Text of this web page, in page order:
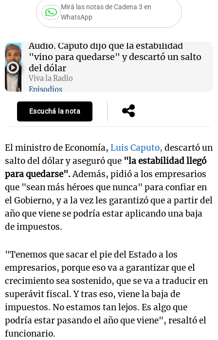
Mirá las notas de Cadena 3 en
WhatsApp
Audio. Caputo dijo que la estabilidad
"vino para quedarse" y descartó un salto
del dólar
Viva la Radio
Episodios
Escuchá la nota
El ministro de Economía, Luis Caputo, descartó un
salto del dólar y aseguró que "la estabilidad llegó
para quedarse".Además, pidió a los empresarios
que "sean más héroes que nunca" para confiar en
el Gobierno, y a la vez les garantizó que a partir del
año que viene se podría estar aplicando una baja
de impuestos.
"Tenemos que sacar el pie del Estado a los
empresarios, porque eso va a garantizar que el
crecimiento sea sostenido, que se va a traducir en
superávit fiscal. Y tras eso, viene la baja de
impuestos. No estamos tan lejos. Es algo que
podría estar pasando el año que viene", resaltó el
funcionario.